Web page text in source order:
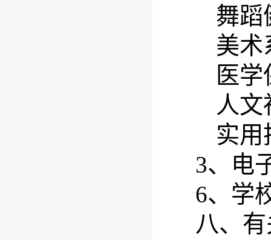
舞蹈
美术
医
人文
实用
3、电
6、学
八、